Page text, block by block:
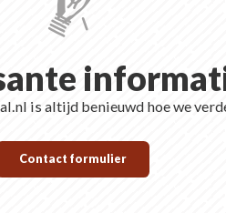
is altijd benieuwd hoe we
Contact formulier